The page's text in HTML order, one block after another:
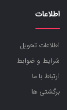
اطلاعات
اطلاعات تحویل
شرایط و ضوابط
ارتباط با ما
برگشتی ها